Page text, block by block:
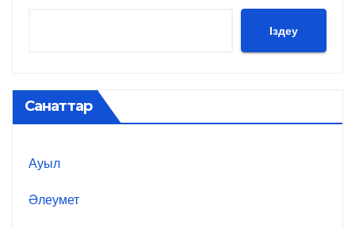
Іздеу
Санаттар
Ауыл
Әлеумет